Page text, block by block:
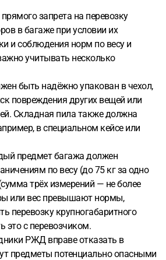
запрета на перевозку
в багаже при условии их
и соблюдения норм по весу и
учитывать несколько
быть надёжно упакован в чехол,
повреждения других вещей или
Складная пила также должна
в специальном кейсе или
предмет багажа должен
по весу (до 75 кг за одно
трёх измерений — не более
или вес превышают нормы,
перевозку крупногабаритного
это с перевозчиком.
РЖД вправе отказать в
предметы потенциально опасными